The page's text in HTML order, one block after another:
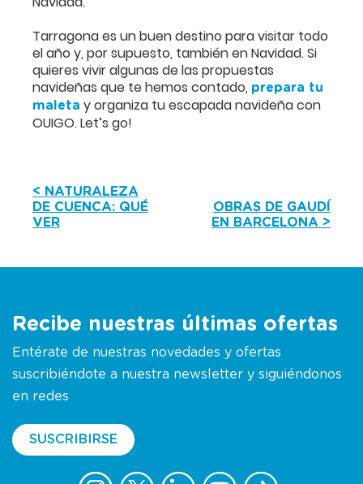
Tarragona es un buen destino para visitar todo
el año y, por supuesto, también en Navidad. Si
quieres vivir algunas de las propuestas
navideñas que te hemos contado, prepara tu
maleta y organiza tu escapada navideña con
OUIGO. Let’s go!
< NATURALEZA
DE CUENCA: QUÉ
VER
OBRAS DE GAUDÍ
EN BARCELONA >
Recibe nuestras últimas ofertas
Entérate de nuestras novedades y ofertas
suscribiéndote a nuestra newsletter y siguiéndonos
en redes
SUSCRIBIRSE